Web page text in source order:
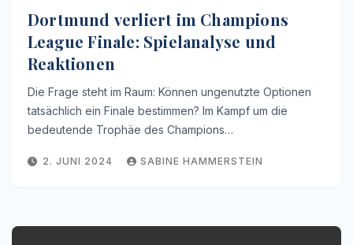
Dortmund verliert im Champions
League Finale: Spielanalyse und
Reaktionen
Die Frage steht im Raum: Können ungenutzte Optionen
tatsächlich ein Finale bestimmen? Im Kampf um die
bedeutende Trophäe des Champions…
2. JUNI 2024 SABINE HAMMERSTEIN